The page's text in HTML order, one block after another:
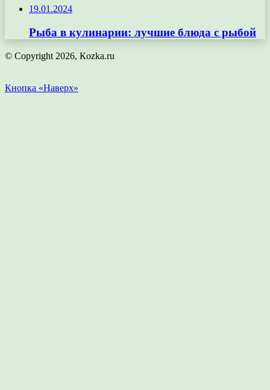
19.01.2024
Рыба в кулинарии: лучшие блюда с рыбой
© Copyright 2026, Кozka.ru
Кнопка «Наверх»